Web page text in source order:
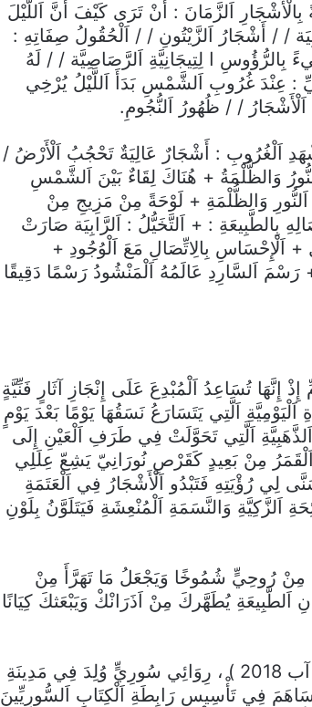
اَلزَّمَانَ : أَنْ تَرَى كَيْفَ أَنَّ اَللَّيْلَ
/ / أَشْجَارُ اَلزَّيْتُونِ / / اَلْحُقُولُ صِفَاتِهِ :
ا لِتِيجَانِيَّةِ اَلرَّصَاصِيَّة / / لَهُ
: عِنْدَ غُرُوبِ اَلشَّمْسِ بَدَأَ اَللَّيْلُ يُرْخِي
/ / ظُهُورُ اَلنُّجُومِ.
اَلْغُرُوبِ : أَشْجَارٌ عَالِيَةٌ تَحْجُبُ اَلْأَرْضُ /
وَالظُّلْمَةُ + هُنَاكَ لِقَاءٌ بَيْنَ اَلشَّمْسِ
وَالظُّلْمَةِ + لَوْحَةً مِنْ مَزِيجِ مِنْ
بِالطَّبِيعَةِ : + اَلتَّخَيُّلُ : اَلرَّابِيَة صَارَتْ
+ اَلْإِحْسَاسِ بِالِاتِّصَالِ مَعَ اَلْوُجُودِ +
رَسْمَ اَلسَّارِدِ عَالَمُهُ اَلْمَنْشُودُ رَسْمًا دَقِيقًا
إِنَّهَا تُسَاعِدُ اَلْمُبْدِعَ عَلَى إِنْجَازِ آثَارٍ فَنِّيَّةٍ
اَلَّتِي يَتَسَارَعُ نَسَقُهَا يَوْمًا بَعْدَ يَوْمٍ
اَلَّتِي تَحَوَّلَتْ فِي طَرَفِ اَلْعَيْنِ إِلَى
مِنْ بَعِيدٍ كَقَرْصِ نُورَانِيّ يَشِعّ عِلَلِي
لِي رُؤْيَتِهِ فَتَبْدُو اَلْأَشْجَارُ فِي اَلْعَتَمَةِ
اَلزَّكِيَّةِ وَالنَّسَمَةِ اَلْمُنْعِشَةِ فَيَتَلَوَّنُ بِلَوْنِ
مِنْ رُوحِيٍّ شُمُوخًا وَيَجْعَلُ مَا تَهَرَّأَ مِنْ
اَلطَّبِيعَةِ يُطَهَّركَ مِنْ اَذَرَانْكْ وَيَبْعَثكَ كِيَانًا
مِنْ هُوَ حَنَّا مِينَا ؟ حَنَّا مِينَهْ ( 9 آذَارُ 1924 – 21 آب 2018 ) ، رِوَائِي سُورِيٍّ وُلِدَ فِي مَدِينَةِ
، سَاهَمَ فِي تَأْسِيسِ رَابِطَةِ اَلْكِتَابِ اَلسُّورِيِّينَ